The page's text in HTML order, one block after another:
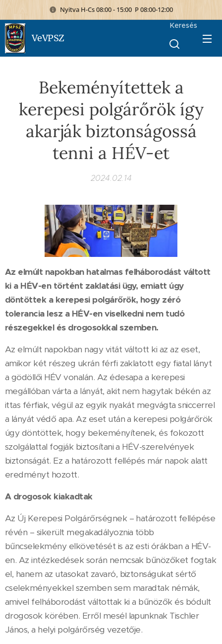
Nyitva H-Cs 08:00 - 15:00 P 08:00-12:00
VeVPSZ
Keresés
Bekeményítettek a
kerepesi polgárőrök így
akarják biztonságossá
tenni a HÉV-et
2024.02.14
Az elmúlt napokban hatalmas felháborodást váltott
ki a HÉV-en történt zaklatási ügy, emiatt úgy
döntöttek a kerepesi polgárőrök, hogy zéró
tolerancia lesz a HÉV-en viselkedni nem tudó
részegekkel és drogosokkal szemben.
Az elmúlt napokban nagy vitát váltott ki az az eset,
amikor két részeg ukrán férfi zaklatott egy fiatal lányt
a gödöllői HÉV vonalán. Az édesapa a kerepesi
megállóban várta a lányát, akit nem hagytak békén az
ittas férfiak, végül az egyik nyakát megvágta sniccerrel
a lányát védő apa. Az eset után a kerepesi polgárőrök
úgy döntöttek, hogy bekeményítenek, és fokozott
szolgálattal fogják biztosítani a HÉV-szerelvények
biztonságát. Ez a határozott fellépés már napok alatt
eredményt hozott.
A drogosok kiakadtak
Az Új Kerepesi Polgárőrségnek – határozott fellépése
révén – sikerült megakadályoznia több
bűncselekmény elkövetését is az esti órákban a HÉV-
en. Az intézkedések során nemcsak bűnözőket fogtak
el, hanem az utasokat zavaró, biztonságukat sértő
cselekményekkel szemben sem maradtak némák,
amivel felháborodást váltottak ki a bűnözők és bódult
drogosok körében. Erről mesél lapunknak Tischler
János, a helyi polgárőrség vezetője.